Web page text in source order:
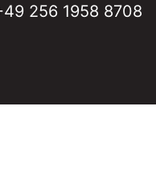
256 1958 8708